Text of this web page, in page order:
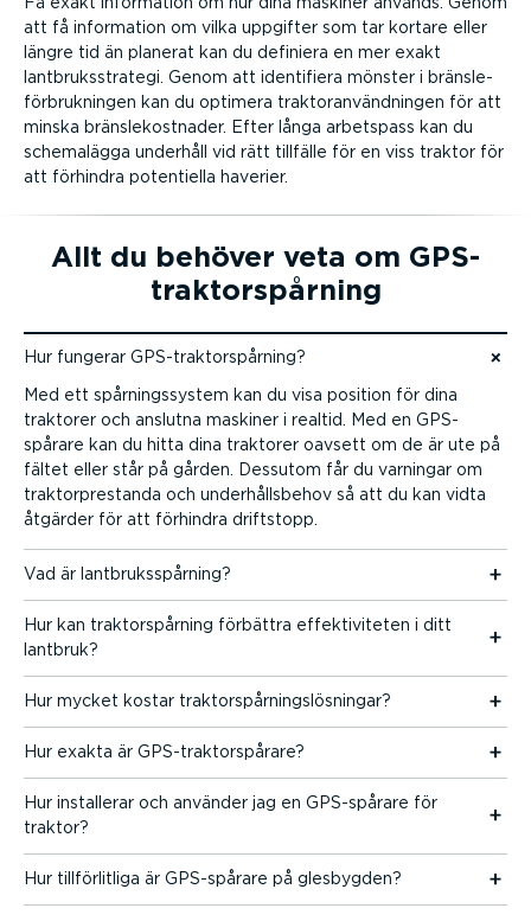
att få information om vilka uppgifter som tar kortare eller
längre tid än planerat kan du definiera en mer exakt
lantbruks­strategi. Genom att identifiera mönster i bräns­le­
för­bruk­ningen kan du optimera trakto­ran­vänd­ningen för att
minska bräns­le­kost­nader. Efter långa arbetspass kan du
schemalägga underhåll vid rätt tillfälle för en viss traktor för
att förhindra potentiella haverier.
Allt du behöver veta om GPS-
trak­tor­spårning
Hur fungerar GPS-trak­tor­spårning?
Hoppa till innehåll
Med ett spårnings­system kan du visa position för dina
traktorer och anslutna maskiner i realtid. Med en GPS-
spårare kan du hitta dina traktorer oavsett om de är ute på
fältet eller står på gården. Dessutom får du varningar om
traktor­pre­standa och under­hålls­behov så att du kan vidta
åtgärder för att förhindra driftstopp.
Vad är lantbruks­spårning?
Hur kan traktor­spårning förbättra effek­ti­vi­teten i ditt
lantbruk?
Hur mycket kostar traktor­spår­nings­lös­ningar?
Hur exakta är GPS-trak­tor­spårare?
Hur installerar och använder jag en GPS-spårare för
traktor?
Hur tillför­litliga är GPS-spårare på glesbygden?